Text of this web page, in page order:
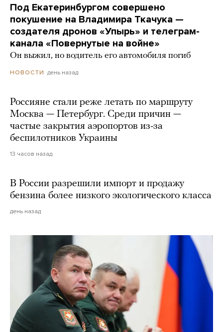
Под Екатеринбургом совершено
покушение на Владимира Ткачука —
создателя дронов «Упырь» и телеграм-
канала «Повернутые на войне»
Он выжил, но водитель его автомобиля погиб
НОВОСТИ день назад
Россияне стали реже летать по маршруту
Москва — Петербург. Среди причин —
частые закрытия аэропортов из-за
беспилотников Украины
13 часов назад
В России разрешили импорт и продажу
бензина более низкого экологического класса
день назад